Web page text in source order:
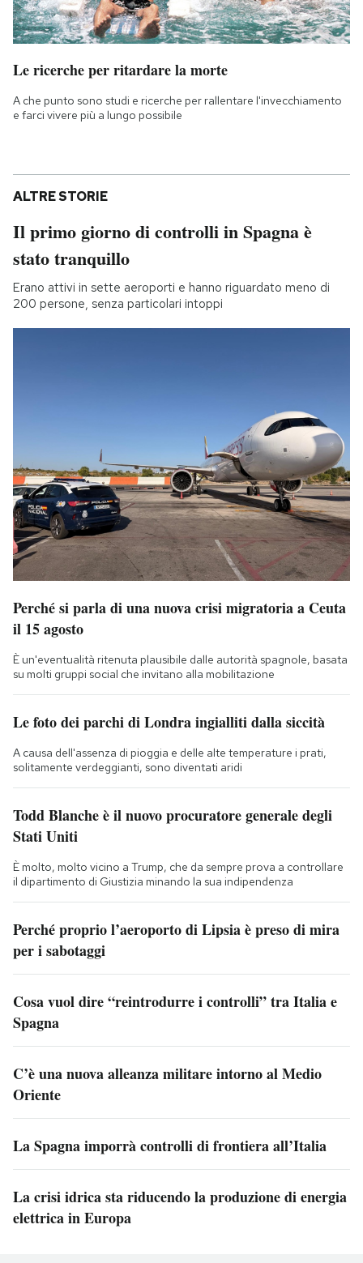
Le ricerche per ritardare la morte
A che punto sono studi e ricerche per rallentare l'invecchiamento
e farci vivere più a lungo possibile
ALTRE STORIE
Il primo giorno di controlli in Spagna è
stato tranquillo
Erano attivi in sette aeroporti e hanno riguardato meno di
200 persone, senza particolari intoppi
Perché si parla di una nuova crisi migratoria a Ceuta
il 15 agosto
È un'eventualità ritenuta plausibile dalle autorità spagnole, basata
su molti gruppi social che invitano alla mobilitazione
Le foto dei parchi di Londra ingialliti dalla siccità
A causa dell'assenza di pioggia e delle alte temperature i prati,
solitamente verdeggianti, sono diventati aridi
Todd Blanche è il nuovo procuratore generale degli
Stati Uniti
È molto, molto vicino a Trump, che da sempre prova a controllare
il dipartimento di Giustizia minando la sua indipendenza
Perché proprio l’aeroporto di Lipsia è preso di mira
per i sabotaggi
Cosa vuol dire “reintrodurre i controlli” tra Italia e
Spagna
C’è una nuova alleanza militare intorno al Medio
Oriente
La Spagna imporrà controlli di frontiera all’Italia
La crisi idrica sta riducendo la produzione di energia
elettrica in Europa